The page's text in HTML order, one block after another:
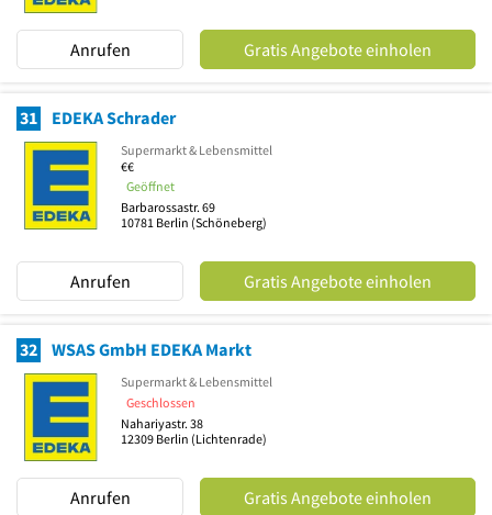
Anrufen Gratis Angebote einholen
31 EDEKA Schrader
Supermarkt & Lebensmittel
€€
Geöffnet
Barbarossastr. 69
10781 Berlin (Schöneberg)
Anrufen Gratis Angebote einholen
32 WSAS GmbH EDEKA Markt
Supermarkt & Lebensmittel
Geschlossen
Nahariyastr. 38
12309 Berlin (Lichtenrade)
Anrufen Gratis Angebote einholen